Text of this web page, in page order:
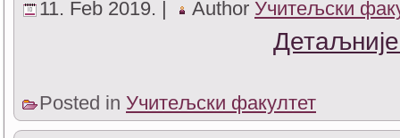
11. Feb 2019. | Author Учитељски
Posted in Учитељски факултет